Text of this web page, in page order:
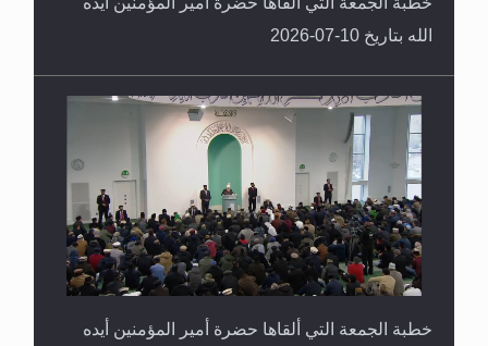
الله بتاريخ 10-07-2026
خطبة الجمعة التي ألقاها حضرة أمير المؤمنين أيده